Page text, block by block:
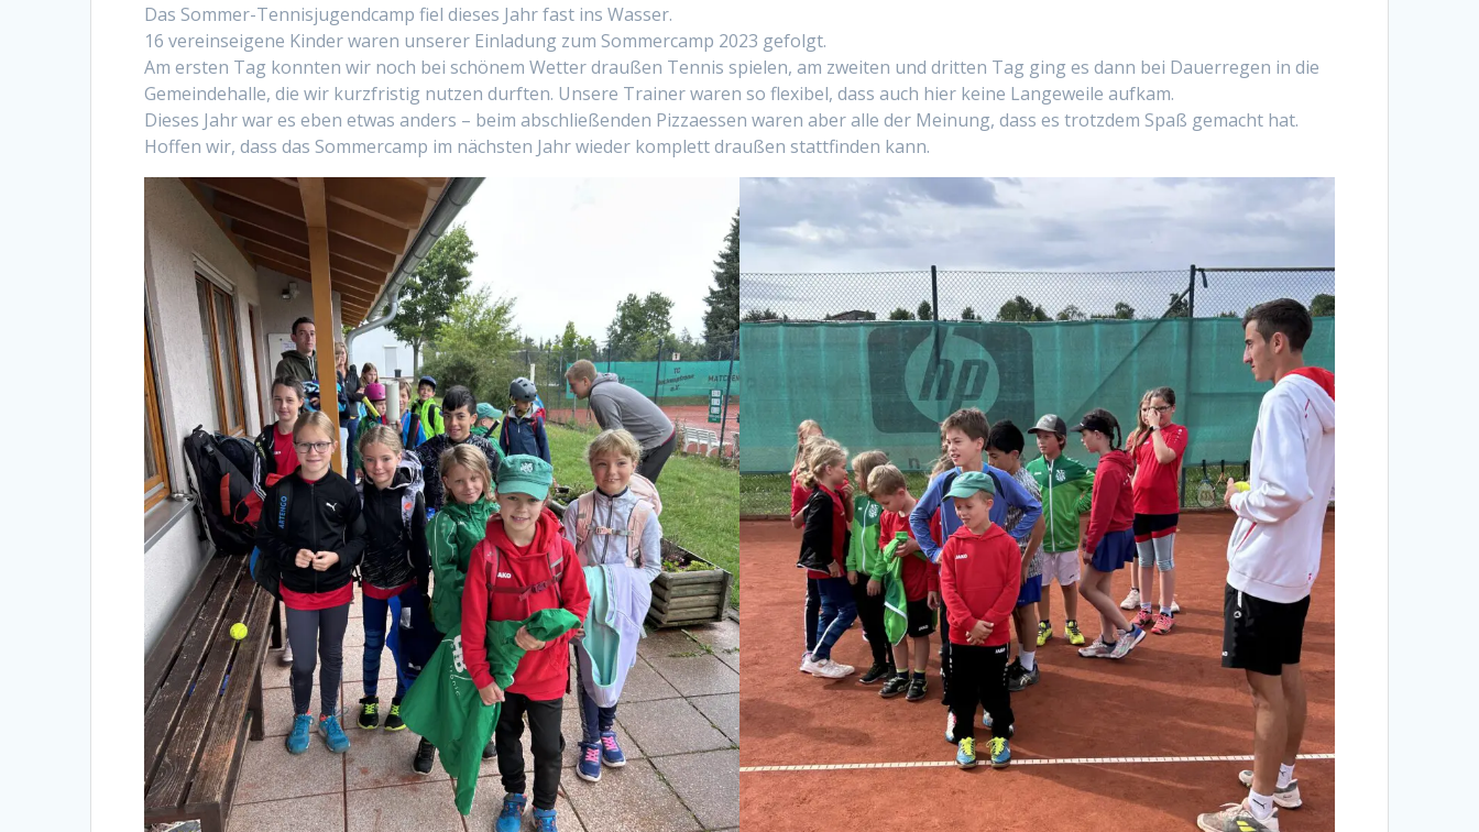
Das Sommer-Tennisjugendcamp fiel dieses Jahr fast ins Wasser.
16 vereinseigene Kinder waren unserer Einladung zum Sommercamp 2023 gefolgt.
Am ersten Tag konnten wir noch bei schönem Wetter draußen Tennis spielen, am zweiten und dritten Tag ging es dann bei Dauerregen in die
Gemeindehalle, die wir kurzfristig nutzen durften. Unsere Trainer waren so flexibel, dass auch hier keine Langeweile aufkam.
Dieses Jahr war es eben etwas anders – beim abschließenden Pizzaessen waren aber alle der Meinung, dass es trotzdem Spaß gemacht hat.
Hoffen wir, dass das Sommercamp im nächsten Jahr wieder komplett draußen stattfinden kann.